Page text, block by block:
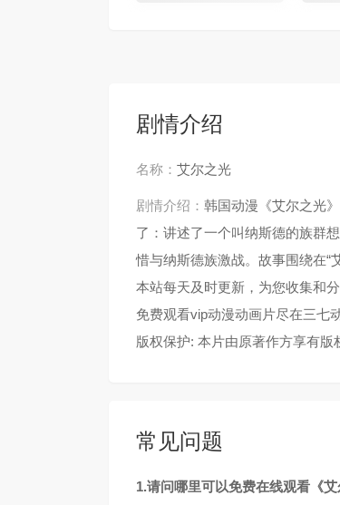
剧情介绍
名称： 艾尔之光
剧情介绍： 韩国动漫《艾尔之光
了：讲述了一个叫纳斯德的族群
惜与纳斯德族激战。故事围绕在“
本站每天及时更新，为您收集和
免费观看vip动漫动画片尽在三七
版权保护: 本片由原著作方享有版
常见问题
1.请问哪里可以免费在线观看《